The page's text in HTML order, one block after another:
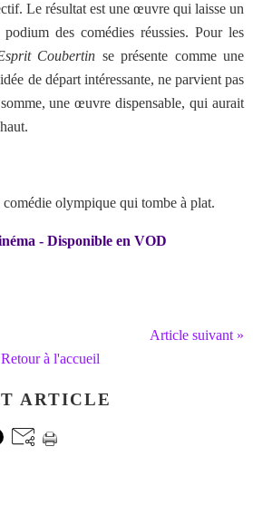
Le résultat est une œuvre qui laisse un
des comédies réussies. Pour les
Coubertin se présente comme une
de départ intéressante, ne parvient pas
une œuvre dispensable, qui aurait
olympique qui tombe à plat.
- Disponible en VOD
Article suivant »
Retour à l'accueil
ARTICLE